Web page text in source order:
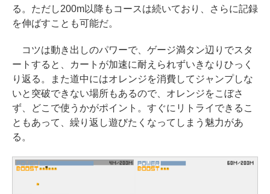
る。ただし200m以降もコースは続いており、さらに記録
を伸ばすことも可能だ。
コツは動き出しのパワーで、ゲージ満タン辺りでスタ
ートすると、カートが加速に耐えられずいきなりひっく
り返る。また道中にはオレンジを消費してジャンプしな
いと突破できない場所もあるので、オレンジをこぼさ
ず、どこで使うかがポイント。すぐにリトライできるこ
ともあって、繰り返し遊びたくなってしまう魅力があ
る。